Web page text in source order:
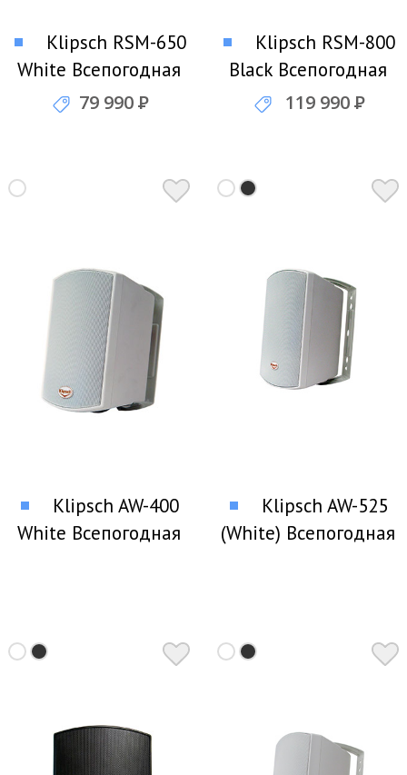
Klipsch RSM-650
White Всепогодная
акустика
79 990Р
Klipsch RSM-800
Black Всепогодная
акустика
119 990Р
Klipsch AW-400
White Всепогодная
Klipsch AW-525
(White) Всепогодная